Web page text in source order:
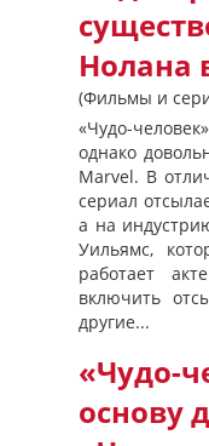
Нолана
(Фильмы и
«Чудо-
однако
Marvel. В
сериал
а на
Уильямс,
работает
включить
другие...
«Чудо-
основу